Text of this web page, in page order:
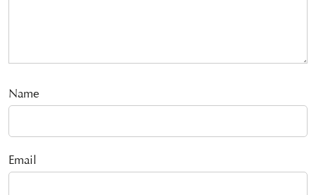
Name
Email